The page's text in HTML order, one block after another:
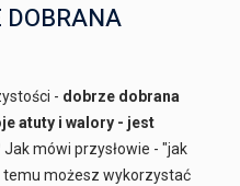
DOBRANA
- dobrze dobrana
atuty i walory - jest
Jak mówi przysłowie - "jak
temu możesz wykorzystać